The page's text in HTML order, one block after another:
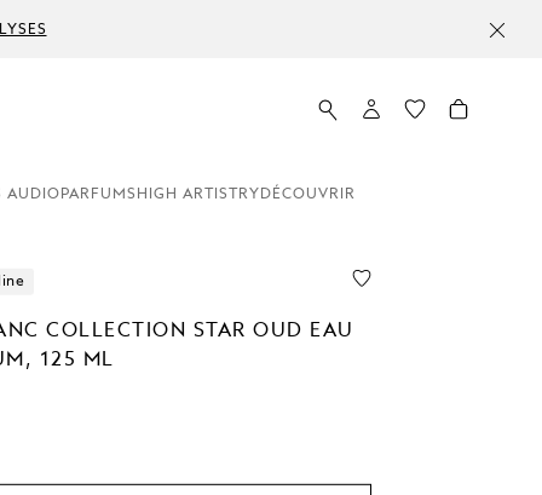
AUDIO PARFUMS HIGH ARTISTRY DÉCOUVRIR
COLLECTION STAR OUD EAU
125 ML